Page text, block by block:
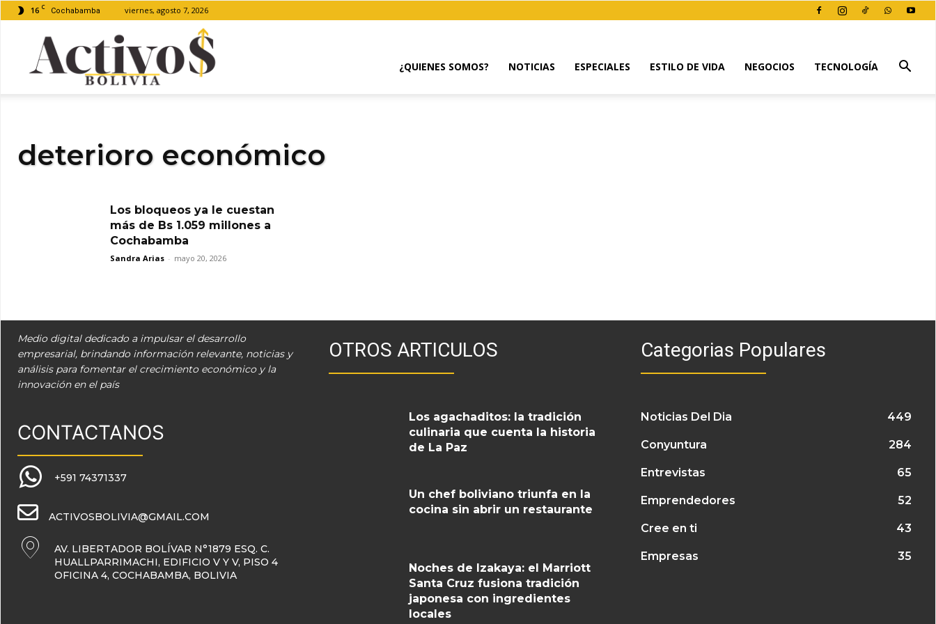
16 C Cochabamba viernes, agosto 7, 2026
¿QUIENES SOMOS? NOTICIAS ESPECIALES ESTILO DE VIDA NEGOCIOS TECNOLOGÍA
deterioro económico
Los bloqueos ya le cuestan
más de Bs 1.059 millones a
Cochabamba
Sandra Arias - mayo 20, 2026
Medio digital dedicado a impulsar el desarrollo
empresarial, brindando información relevante, noticias y
análisis para fomentar el crecimiento económico y la
innovación en el país
CONTACTANOS
+591 74371337
ACTIVOSBOLIVIA@GMAIL.COM
AV. LIBERTADOR BOLÍVAR N°1879 ESQ. C.
HUALLPARRIMACHI, EDIFICIO V Y V, PISO 4
OFICINA 4, COCHABAMBA, BOLIVIA
OTROS ARTICULOS
Los agachaditos: la tradición
culinaria que cuenta la historia
de La Paz
Un chef boliviano triunfa en la
cocina sin abrir un restaurante
Noches de Izakaya: el Marriott
Santa Cruz fusiona tradición
japonesa con ingredientes
locales
Categorias Populares
Noticias Del Dia 449
Conyuntura 284
Entrevistas 65
Emprendedores 52
Cree en ti 43
Empresas 35